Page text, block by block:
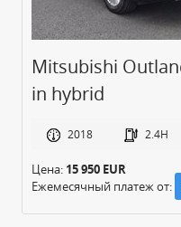
Mitsubishi
in hybrid
2018 2.4H
Цена: 15 950 EUR
Ежемесячный платеж от: